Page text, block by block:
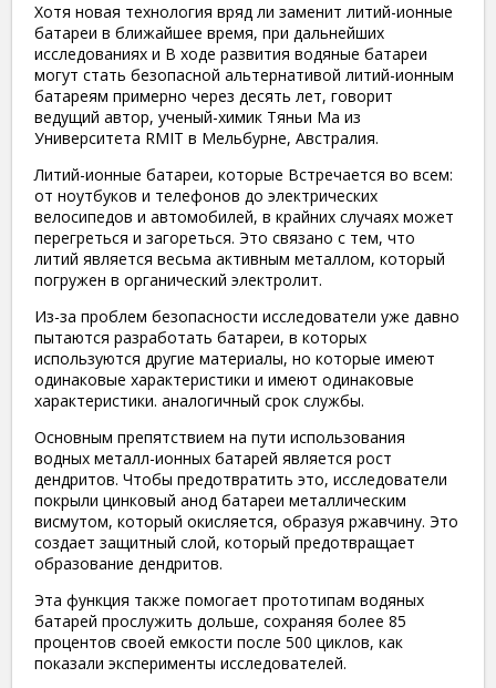
Хотя новая технология вряд ли заменит литий-ионные
батареи в ближайшее время, при дальнейших
исследованиях и В ходе развития водяные батареи
могут стать безопасной альтернативой литий-ионным
батареям примерно через десять лет, говорит
ведущий автор, ученый-химик Тяньи Ма из
Университета RMIT в Мельбурне, Австралия.
Литий-ионные батареи, которые Встречается во всем:
от ноутбуков и телефонов до электрических
велосипедов и автомобилей, в крайних случаях может
перегреться и загореться. Это связано с тем, что
литий является весьма активным металлом, который
погружен в органический электролит.
Из-за проблем безопасности исследователи уже давно
пытаются разработать батареи, в которых
используются другие материалы, но которые имеют
одинаковые характеристики и имеют одинаковые
характеристики. аналогичный срок службы.
Основным препятствием на пути использования
водных металл-ионных батарей является рост
дендритов. Чтобы предотвратить это, исследователи
покрыли цинковый анод батареи металлическим
висмутом, который окисляется, образуя ржавчину. Это
создает защитный слой, который предотвращает
образование дендритов.
Эта функция также помогает прототипам водяных
батарей прослужить дольше, сохраняя более 85
процентов своей емкости после 500 циклов, как
показали эксперименты исследователей.